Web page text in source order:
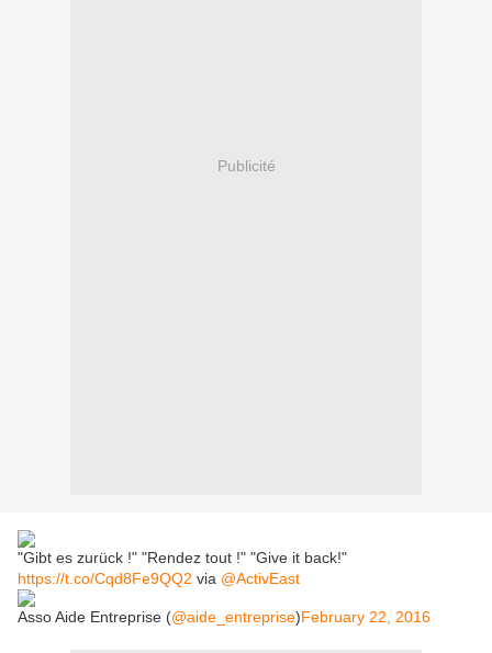
Publicité
"Gibt es zurück !" "Rendez tout !" "Give it back!"
https://t.co/Cqd8Fe9QQ2 via @ActivEast
Asso Aide Entreprise (@aide_entreprise)February 22, 2016